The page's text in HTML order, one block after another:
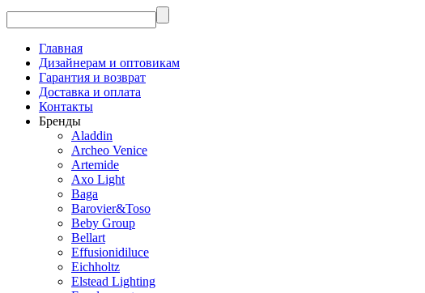
Главная
Дизайнерам и оптовикам
Гарантия и возврат
Доставка и оплата
Контакты
Бренды
Aladdin
Archeo Venice
Artemide
Axo Light
Baga
Barovier&Toso
Beby Group
Bellart
Effusionidiluce
Eichholtz
Elstead Lighting